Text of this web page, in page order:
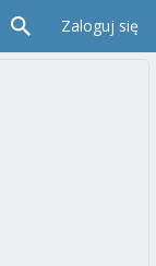
Zaloguj się